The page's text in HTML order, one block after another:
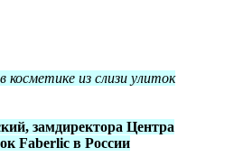
косметике из слизи улиток
замдиректора Центра
Faberlic в России